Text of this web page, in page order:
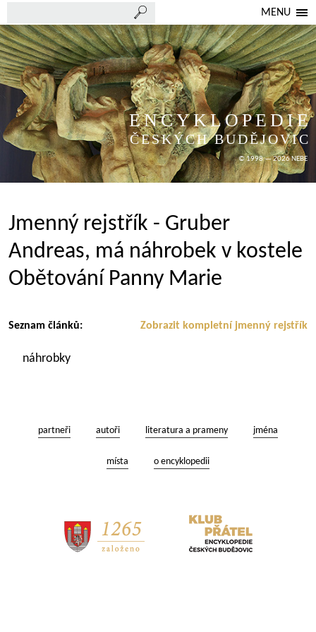
MENU
ENCYKLOPEDIE
ČESKÝCH BUDĚJOVIC
© 1998 — 2026 NEBE
Jmenný rejstřík - Gruber
Andreas, má náhrobek v kostele
Obětování Panny Marie
Zobrazit kompletní jmenný rejstřík
Seznam článků:
náhrobky
partneři autoři literatura a prameny jména
místa o encyklopedii